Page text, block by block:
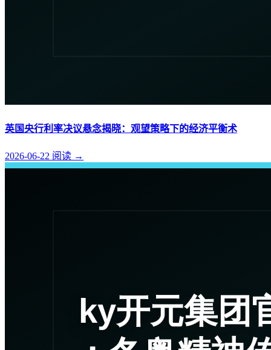
英国央行利率决议悬念揭晓：观望策略下的经济平衡术
2026-06-22 阅读 →